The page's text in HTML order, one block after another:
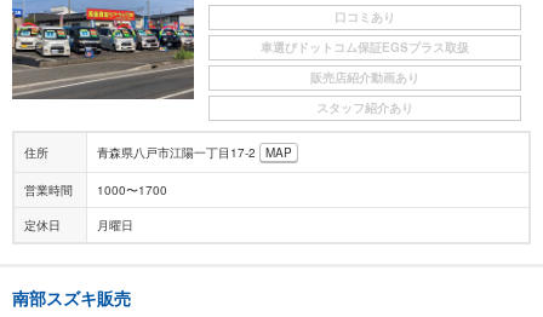
口コミあり
車選びドットコム保証EGSプラス取扱
販売店紹介動画あり
スタッフ紹介あり
住所 青森県八戸市江陽一丁目17-2 MAP
営業時間 1000〜1700
定休日 月曜日
南部スズキ販売